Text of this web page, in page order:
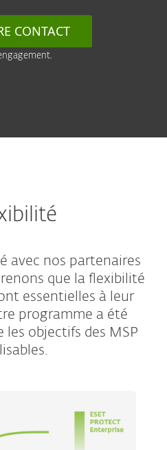
CONTACT
avec nos partenaires
que la flexibilité
essentielles à leur
programme a été
les objectifs des MSP